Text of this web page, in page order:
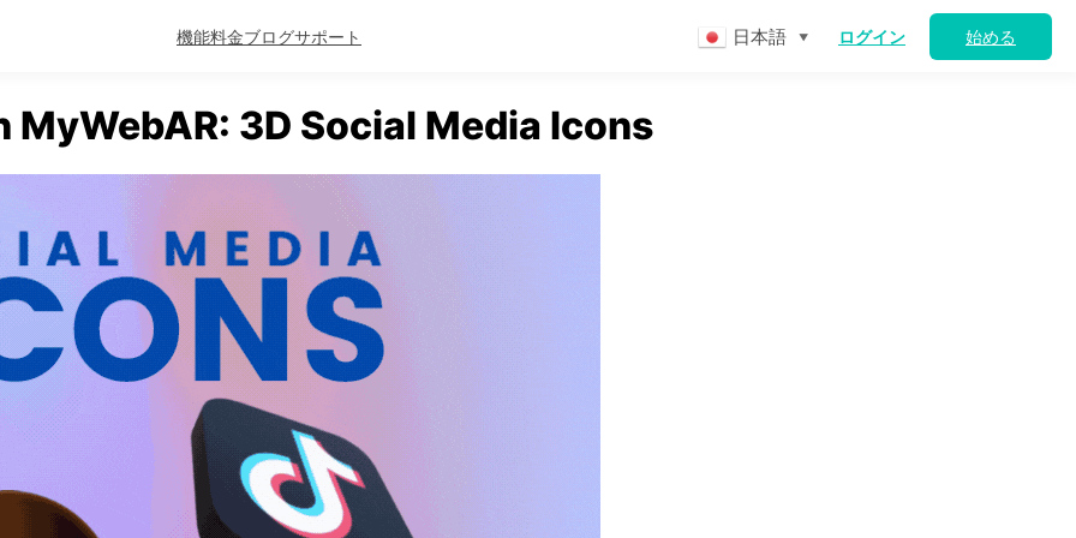
機能料金ブログサポート 日本語 ▼ ログイン 始める
MyWebAR: 3D Social Media Icons